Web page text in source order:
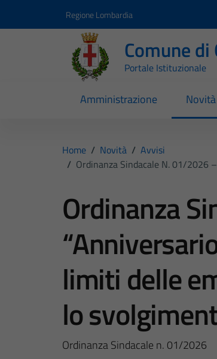
Regione Lombardia
Comune
Portale Istituzionale
Amministrazione Novità
Home / Novità / Avvisi
/ Ordinanza Sindacale N. 01/2026
Ordinanza
limiti delle
lo
Ordinanza Sindacale n. 01/2026